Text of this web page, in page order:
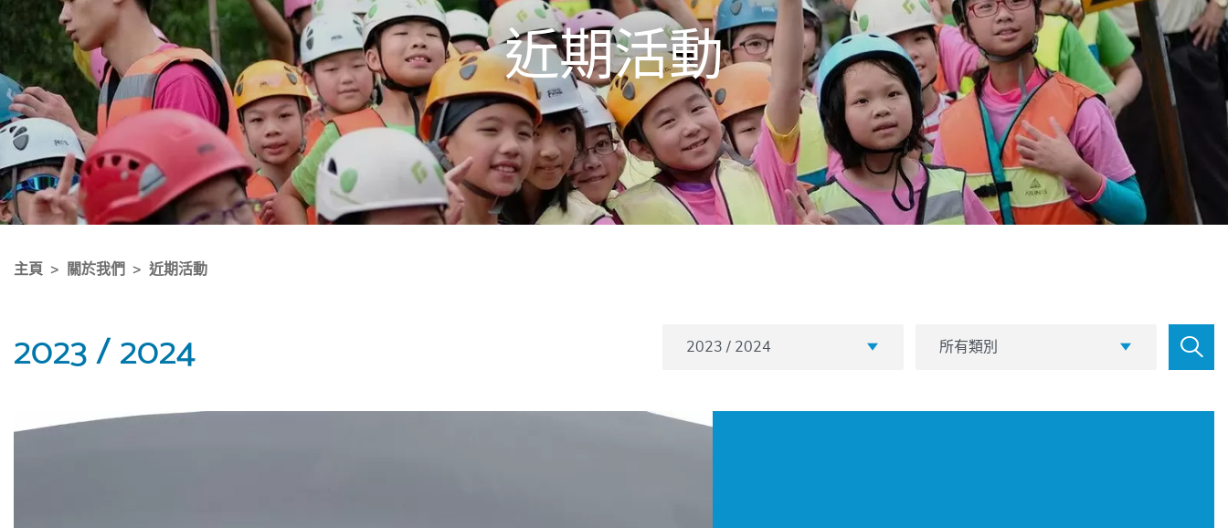
近期活動
主頁 關於我們 近期活動
2023 / 2024 2023 / 2024 所有類別